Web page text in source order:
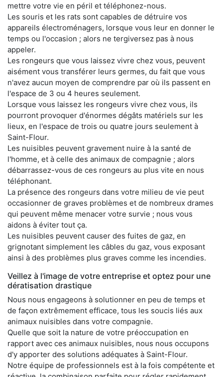
mettre votre vie en péril et téléphonez-nous.
Les souris et les rats sont capables de détruire vos
appareils électroménagers, lorsque vous leur en donner le
temps ou l'occasion ; alors ne tergiversez pas à nous
appeler.
Les rongeurs que vous laissez vivre chez vous, peuvent
aisément vous transférer leurs germes, du fait que vous
n'avez aucun moyen de comprendre par où ils passent en
l'espace de 3 ou 4 heures seulement.
Lorsque vous laissez les rongeurs vivre chez vous, ils
pourront provoquer d'énormes dégâts matériels sur les
lieux, en l'espace de trois ou quatre jours seulement à
Saint-Flour.
Les nuisibles peuvent gravement nuire à la santé de
l'homme, et à celle des animaux de compagnie ; alors
débarrassez-vous de ces rongeurs au plus vite en nous
téléphonant.
La présence des rongeurs dans votre milieu de vie peut
occasionner de graves problèmes et de nombreux drames
qui peuvent même menacer votre survie ; nous vous
aidons à éviter tout ça.
Les nuisibles peuvent causer des fuites de gaz, en
grignotant simplement les câbles du gaz, vous exposant
ainsi à des problèmes plus graves comme les incendies.
Veillez à l'image de votre entreprise et optez pour une
dératisation drastique
Nous nous engageons à solutionner en peu de temps et
de façon extrêmement efficace, tous les soucis liés aux
animaux nuisibles dans votre compagnie.
Quelle que soit la nature de votre préoccupation en
rapport avec ces animaux nuisibles, nous nous occupons
d'y apporter des solutions adéquates à Saint-Flour.
Notre équipe de professionnels est à la fois compétente et